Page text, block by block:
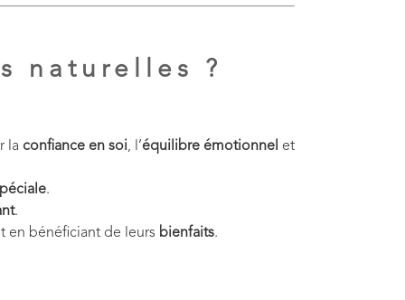
naturelles ?
la confiance en soi, l’équilibre émotionnel et
.
.
bénéficiant de leurs bienfaits.